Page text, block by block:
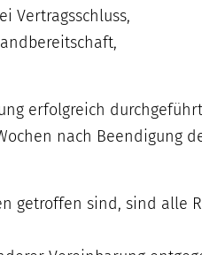
Vertragsschluss,
erfolgreich
nach Beendigung
getroffen sind, sind alle